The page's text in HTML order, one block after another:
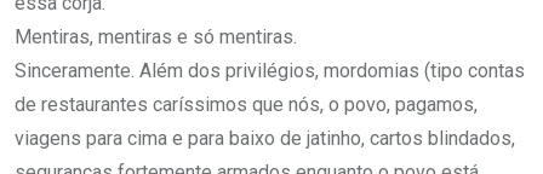
Mentiras, mentiras e só mentiras.
Sinceramente. Além dos privilégios, mordomias (tipo contas
de restaurantes caríssimos que nós, o povo, pagamos,
viagens para cima e para baixo de jatinho, cartos blindados,